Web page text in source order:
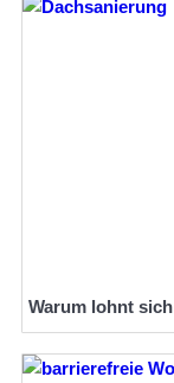
Warum lohnt